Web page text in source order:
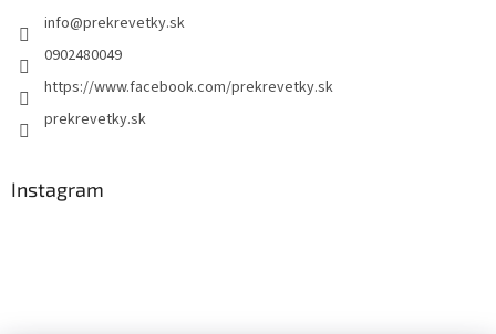
info@prekrevetky.sk
0902480049
https://www.facebook.com/prekrevetky.sk
prekrevetky.sk
Instagram